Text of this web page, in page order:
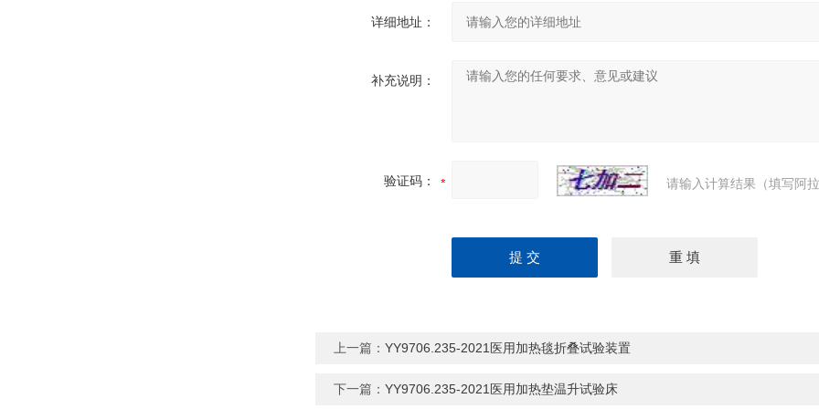
详细地址：
补充说明：
验证码： 请输入计算结果（填写阿
上一篇：YY9706.235-2021医用加热毯折叠试验装置
下一篇：YY9706.235-2021医用加热垫温升试验床